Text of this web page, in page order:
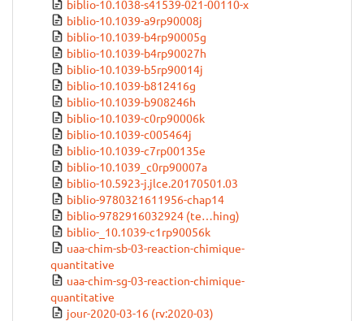
biblio-10.1038-s41539-021-00110-x
biblio-10.1039-a9rp90008j
biblio-10.1039-b4rp90005g
biblio-10.1039-b4rp90027h
biblio-10.1039-b5rp90014j
biblio-10.1039-b812416g
biblio-10.1039-b908246h
biblio-10.1039-c0rp90006k
biblio-10.1039-c005464j
biblio-10.1039-c7rp00135e
biblio-10.1039_c0rp90007a
biblio-10.5923-j.jlce.20170501.03
biblio-9780321611956-chap14
biblio-9782916032924 (te…hing)
biblio-_10.1039-c1rp90056k
uaa-chim-sb-03-reaction-chimique-
quantitative
uaa-chim-sg-03-reaction-chimique-
quantitative
jour-2020-03-16 (rv:2020-03)